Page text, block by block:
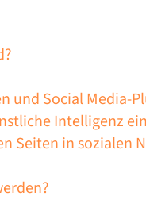
und Social Media-
Intelligenz
Seiten in sozialen